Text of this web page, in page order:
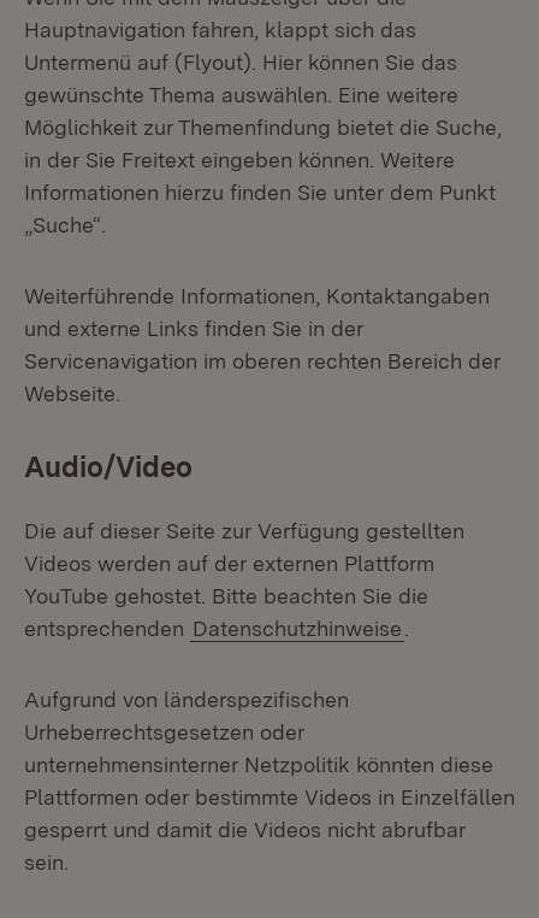
Hauptnavigation fahren, klappt sich das
Untermenü auf (Flyout). Hier können Sie das
gewünschte Thema auswählen. Eine weitere
Möglichkeit zur Themenfindung bietet die Suche,
in der Sie Freitext eingeben können. Weitere
Informationen hierzu finden Sie unter dem Punkt
„Suche“.
Weiterführende Informationen, Kontaktangaben
und externe Links finden Sie in der
Servicenavigation im oberen rechten Bereich der
Webseite.
Audio/Video
Die auf dieser Seite zur Verfügung gestellten
Videos werden auf der externen Plattform
YouTube gehostet. Bitte beachten Sie die
entsprechenden Datenschutzhinweise
Aufgrund von länderspezifischen
Urheberrechtsgesetzen oder
unternehmensinterner Netzpolitik könnten diese
Plattformen oder bestimmte Videos in Einzelfällen
gesperrt und damit die Videos nicht abrufbar
sein.